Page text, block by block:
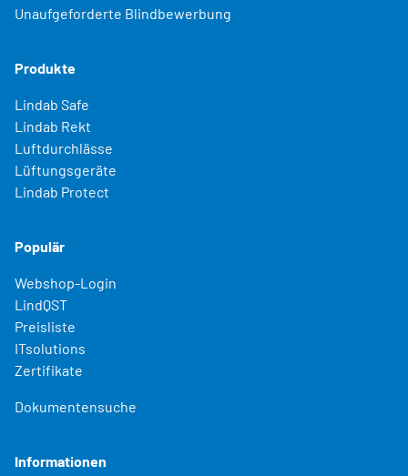
Unaufgeforderte Blindbewerbung
Produkte
Lindab Safe
Lindab Rekt
Luftdurchlässe
Lüftungsgeräte
Lindab Protect
Populär
Webshop-Login
LindQST
Preisliste
ITsolutions
Zertifikate
Dokumentensuche
Informationen